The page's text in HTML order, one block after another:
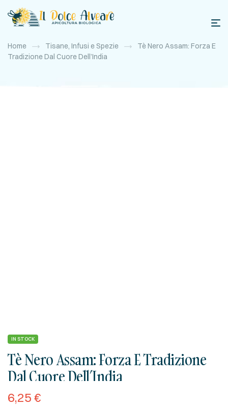
Home Tisane, Infusi e Spezie
Tè Nero Assam: Forza E
Tradizione Dal Cuore Dell’India
IN STOCK
Tè Nero Assam: Forza E Tradizione
Dal Cuore Dell’India
6,25 €